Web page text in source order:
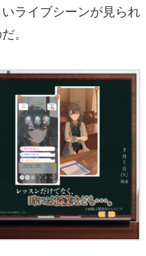
ライブシーンが見られ
。